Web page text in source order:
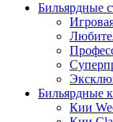
Бильярдные
Бильярдные
Кии